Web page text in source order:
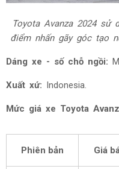
Toyota Avanza 2024 sử
điểm nhấn gãy góc tạo
Dáng xe - số chỗ ngồi:
Xuất xứ: Indonesia.
Mức giá xe Toyota
Phiên bản Giá